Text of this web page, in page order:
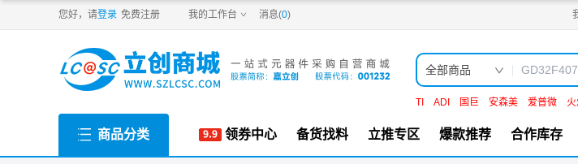
您好，请登录 免费注册 我的工作台 消息(0)
全部商品
TI ADI 国巨 安森美 爱普微
商品分类 领券中心 备货找料 立推专区 爆款推荐 合作库存